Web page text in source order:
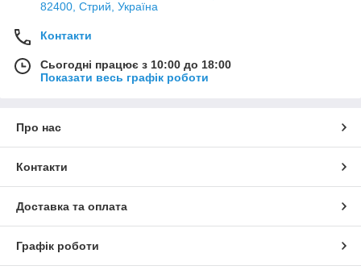
82400, Стрий, Україна
Контакти
Сьогодні працює з 10:00 до 18:00
Показати весь графік роботи
Про нас
Контакти
Доставка та оплата
Графік роботи